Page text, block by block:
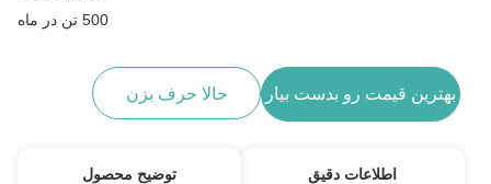
500 تن در ماه
بهترین قیمت رو بدست بیار حالا حرف بزن
اطلاعات دقیق توضیح محصول